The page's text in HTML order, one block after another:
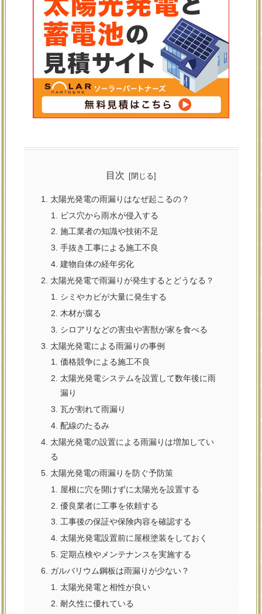
目次
太陽光発電の雨漏りはなぜ起こるの？
ビス穴から雨水が侵入する
施工業者の知識や技術不足
手抜き工事による施工不良
建物自体の経年劣化
太陽光発電で雨漏りが発生するとどうなる？
シミやカビが大量に発生する
木材が腐る
シロアリなどの害虫や害獣が家を食べる
太陽光発電による雨漏りの事例
価格競争による施工不良
太陽光発電システムを設置して数年後に雨
漏り
瓦が割れて雨漏り
配線のたるみ
太陽光発電の設置による雨漏りは増加してい
る
太陽光発電の雨漏りを防ぐ予防策
屋根に穴を開けずに太陽光を設置する
優良業者に工事を依頼する
工事後の保証や保険内容を確認する
太陽光発電設置前に屋根塗装をしておく
定期点検やメンテナンスを実施する
ガルバリウム鋼板は雨漏りが少ない？
太陽光発電と相性が良い
耐久性に優れている